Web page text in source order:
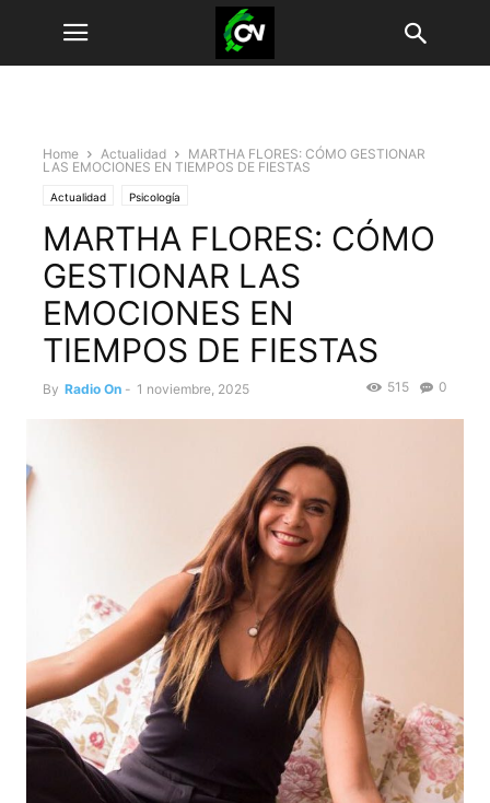
Home Actualidad
MARTHA FLORES: CÓMO GESTIONAR
LAS EMOCIONES EN TIEMPOS DE FIESTAS
Actualidad Psicología
MARTHA FLORES: CÓMO
GESTIONAR LAS
EMOCIONES EN
TIEMPOS DE FIESTAS
By Radio On - 1 noviembre, 2025 0
515